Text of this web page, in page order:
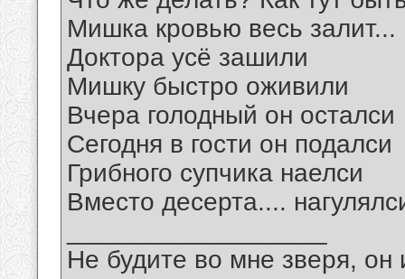
Мишка кровью весь залит...
Доктора усё зашили
Мишку быстро оживили
Вчера голодный он осталси
Сегодня в гости он подалси
Грибного супчика наелси
Вместо десерта....
Не будите во мне зверя, он